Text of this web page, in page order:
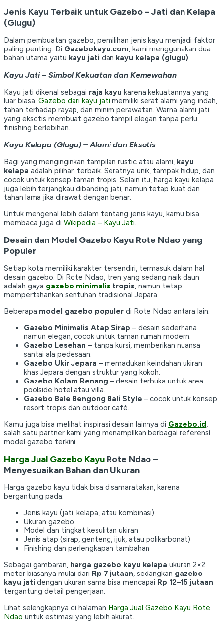
Jenis Kayu Terbaik untuk Gazebo – Jati dan Kelapa
(Glugu)
Dalam pembuatan gazebo, pemilihan jenis kayu menjadi faktor
paling penting. Di Gazebokayu.com, kami menggunakan dua
bahan utama yaitu kayu jati dan kayu kelapa (glugu).
Kayu Jati – Simbol Kekuatan dan Kemewahan
Kayu jati dikenal sebagai raja kayu karena kekuatannya yang
luar biasa. Gazebo dari kayu jati memiliki serat alami yang indah,
tahan terhadap rayap, dan minim perawatan. Warna alami jati
yang eksotis membuat gazebo tampil elegan tanpa perlu
finishing berlebihan.
Kayu Kelapa (Glugu) – Alami dan Eksotis
Bagi yang menginginkan tampilan rustic atau alami, kayu
kelapa adalah pilihan terbaik. Seratnya unik, tampak hidup, dan
cocok untuk konsep taman tropis. Selain itu, harga kayu kelapa
juga lebih terjangkau dibanding jati, namun tetap kuat dan
tahan lama jika dirawat dengan benar.
Untuk mengenal lebih dalam tentang jenis kayu, kamu bisa
membaca juga di Wikipedia – Kayu Jati.
Desain dan Model Gazebo Kayu Rote Ndao yang
Populer
Setiap kota memiliki karakter tersendiri, termasuk dalam hal
desain gazebo. Di Rote Ndao, tren yang sedang naik daun
adalah gaya gazebo minimalis tropis, namun tetap
mempertahankan sentuhan tradisional Jepara.
Beberapa model gazebo populer di Rote Ndao antara lain:
Gazebo Minimalis Atap Sirap – desain sederhana
namun elegan, cocok untuk taman rumah modern.
Gazebo Lesehan – tanpa kursi, memberikan nuansa
santai ala pedesaan.
Gazebo Ukir Jepara – memadukan keindahan ukiran
khas Jepara dengan struktur yang kokoh.
Gazebo Kolam Renang – desain terbuka untuk area
poolside hotel atau villa.
Gazebo Bale Bengong Bali Style – cocok untuk konsep
resort tropis dan outdoor café.
Kamu juga bisa melihat inspirasi desain lainnya di Gazebo.id,
salah satu partner kami yang menampilkan berbagai referensi
model gazebo terkini.
Harga Jual Gazebo Kayu Rote Ndao –
Menyesuaikan Bahan dan Ukuran
Harga gazebo kayu tidak bisa disamaratakan, karena
bergantung pada:
Jenis kayu (jati, kelapa, atau kombinasi)
Ukuran gazebo
Model dan tingkat kesulitan ukiran
Jenis atap (sirap, genteng, ijuk, atau polikarbonat)
Finishing dan perlengkapan tambahan
Sebagai gambaran, harga gazebo kayu kelapa ukuran 2×2
meter biasanya mulai dari Rp 7 jutaan, sedangkan gazebo
kayu jati dengan ukuran sama bisa mencapai Rp 12–15 jutaan
tergantung detail pengerjaan.
Lihat selengkapnya di halaman Harga Jual Gazebo Kayu Rote
Ndao untuk estimasi yang lebih akurat.